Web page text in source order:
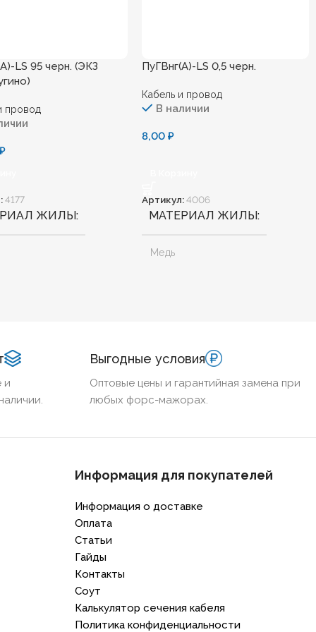
LS 95 черн. (ЭКЗ
провод
₽
4177
ЖИЛЫ
ЖИЛ 1
ПуГВнг(А)-LS 0,5 черн.
Кабель и провод
В наличии
8,00₽
Артикул:4006
МАТЕРИАЛ ЖИЛЫ
Медь
и
Выгодные условия
Оптовые цены и гарантийная замена при
любых форс-мажорах.
Информация для покупателей
Информация о доставке
Оплата
Статьи
Гайды
Контакты
Соут
Калькулятор сечения кабеля
Политика конфиденциальности